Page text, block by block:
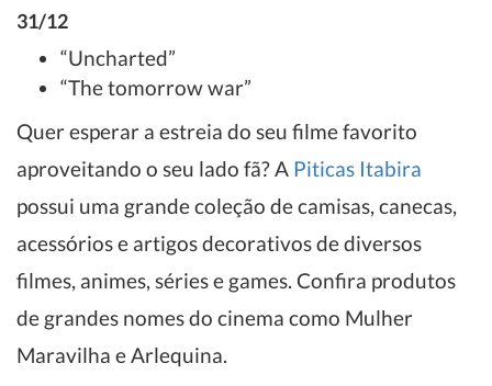
31/12
“Uncharted”
“The tomorrow war”
Quer esperar a estreia do seu filme favorito
aproveitando o seu lado fã? A Piticas Itabira
possui uma grande coleção de camisas, canecas,
acessórios e artigos decorativos de diversos
filmes, animes, séries e games. Confira produtos
de grandes nomes do cinema como Mulher
Maravilha e Arlequina.